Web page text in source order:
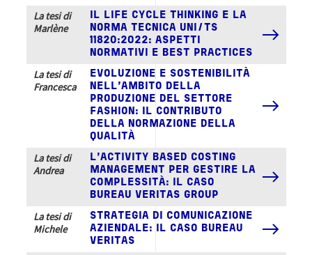
La tesi di
Marlène
IL LIFE CYCLE THINKING E LA
NORMA TECNICA UNI/TS
11820:2022: ASPETTI
NORMATIVI E BEST PRACTICES
La tesi di
Francesca
EVOLUZIONE E SOSTENIBILITÀ
NELL’AMBITO DELLA
PRODUZIONE DEL SETTORE
FASHION: IL CONTRIBUTO
DELLA NORMAZIONE DELLA
QUALITÀ
La tesi di
Andrea
L’ACTIVITY BASED COSTING
MANAGEMENT PER GESTIRE LA
COMPLESSITÀ: IL CASO
BUREAU VERITAS GROUP
La tesi di
Michele
STRATEGIA DI COMUNICAZIONE
AZIENDALE: IL CASO BUREAU
VERITAS